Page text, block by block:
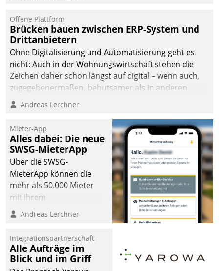
Offene Plattform
Brücken bauen zwischen ERP-System und
Drittanbietern
Ohne Digitalisierung und Automatisierung geht es
nicht: Auch in der Wohnungswirtschaft stehen die
Zeichen daher schon längst auf digital – wenn auch,
zugegebenermaßen, behutsamer als in anderen
Branchen.
Andreas Lerchner
Mieter-App
Alles dabei: Die neue
SWSG-MieterApp
Über die SWSG-
MieterApp können die
mehr als 50.000 Mieter
mit ihrem
Wohnungsunternehmen
kommunizieren, auf dem
einsehen und ändern
oder
Schadensmeldungen
Andreas Lerchner
Integrationspartnerschaft
Alle Aufträge im
Blick und im Griff